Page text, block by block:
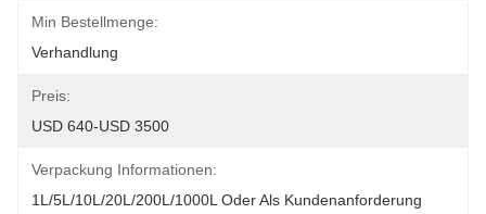
Min Bestellmenge:
Verhandlung
Preis:
USD 640-USD 3500
Verpackung Informationen:
1L/5L/10L/20L/200L/1000L Oder Als Kundenanforderung